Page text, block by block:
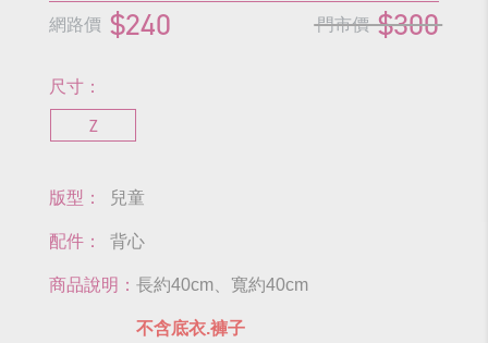
網路價 $240 門市價 $300
尺寸：
Z
版型： 兒童
配件： 背心
商品說明： 長約40cm、寬約40cm
不含底衣.褲子